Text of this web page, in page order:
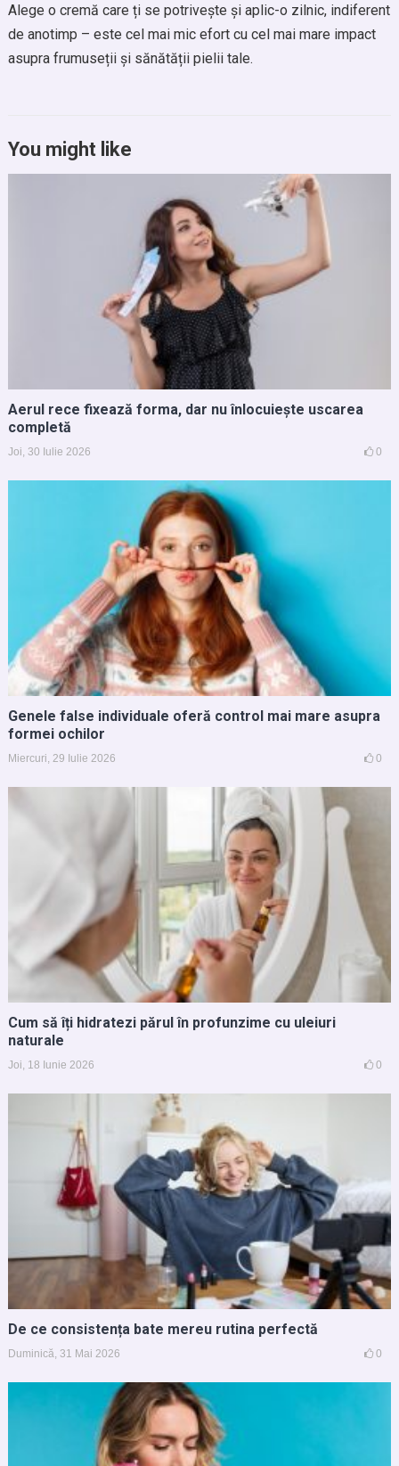
Alege o cremă care ți se potrivește și aplic-o zilnic, indiferent
de anotimp – este cel mai mic efort cu cel mai mare impact
asupra frumuseții și sănătății pielii tale.
You might like
Aerul rece fixează forma, dar nu înlocuiește uscarea
completă
Joi, 30 Iulie 2026 0
Genele false individuale oferă control mai mare asupra
formei ochilor
Miercuri, 29 Iulie 2026 0
Cum să îți hidratezi părul în profunzime cu uleiuri
naturale
Joi, 18 Iunie 2026 0
De ce consistența bate mereu rutina perfectă
Duminică, 31 Mai 2026 0